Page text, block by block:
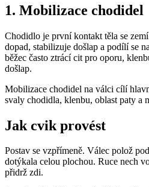
1. Mobilizace chodidel
Chodidlo je první kontakt těla se
dopad, stabilizuje došlap a podílí se
běžec často ztrácí cit pro oporu,
došlap.
Mobilizace chodidel na válci cílí
svaly chodidla, klenbu, oblast paty a
Jak cvik provést
Postav se vzpřímeně. Válec polož
dotýkala celou plochou. Ruce nech
přidrž zdi.